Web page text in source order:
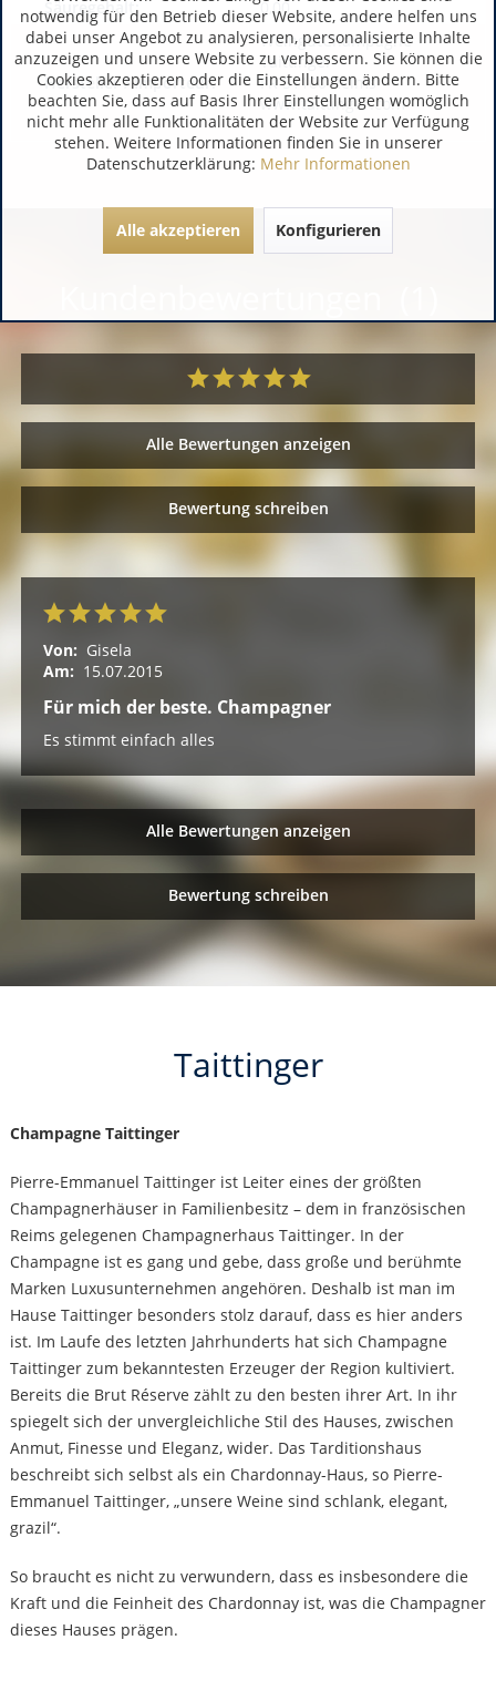
Säuregehalt: 0,00
Hersteller / Importeur:
WeingutChampagne
Taittinger
FR 51100 Reims
www.taittinger.com
Alle Bewertungen anzeigen
Bewertung schreiben
Von: Gisela
Am: 15.07.2015
Für mich der beste. Champagner
Es stimmt einfach alles
Alle Bewertungen anzeigen
Bewertung schreiben
Taittinger
Champagne Taittinger
Pierre-Emmanuel Taittinger ist Leiter eines der größten
Champagnerhäuser in Familienbesitz – dem in französischen
Reims gelegenen Champagnerhaus Taittinger. In der
Champagne ist es gang und gebe, dass große und berühmte
Marken Luxusunternehmen angehören. Deshalb ist man im
Hause Taittinger besonders stolz darauf, dass es hier anders
ist. Im Laufe des letzten Jahrhunderts hat sich Champagne
Taittinger zum bekanntesten Erzeuger der Region kultiviert.
Bereits die Brut Réserve zählt zu den besten ihrer Art. In ihr
spiegelt sich der unvergleichliche Stil des Hauses, zwischen
Anmut, Finesse und Eleganz, wider. Das Tarditionshaus
beschreibt sich selbst als ein Chardonnay-Haus, so Pierre-
Emmanuel Taittinger, „unsere Weine sind schlank, elegant,
grazil“.
So braucht es nicht zu verwundern, dass es insbesondere die
Kraft und die Feinheit des Chardonnay ist, was die Champagner
dieses Hauses prägen.
notwendig für den Betrieb dieser Website, andere helfen uns
dabei unser Angebot zu analysieren, personalisierte Inhalte
anzuzeigen und unsere Website zu verbessern. Sie können die
Cookies akzeptieren oder die Einstellungen ändern. Bitte
beachten Sie, dass auf Basis Ihrer Einstellungen womöglich
nicht mehr alle Funktionalitäten der Website zur Verfügung
stehen. Weitere Informationen finden Sie in unserer
Datenschutzerklärung: Mehr Informationen
Alle akzeptieren Konfigurieren